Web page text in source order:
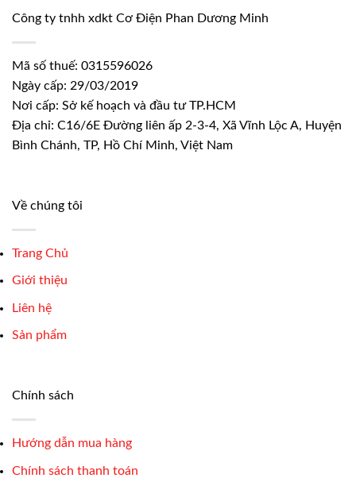
Công ty tnhh xdkt Cơ Điện Phan Dương Minh
Mã số thuế: 0315596026
Ngày cấp: 29/03/2019
Nơi cấp: Sở kế hoạch và đầu tư TP.HCM
Địa chỉ: C16/6E Đường liên ấp 2-3-4, Xã Vĩnh Lộc A, Huyện
Bình Chánh, TP, Hồ Chí Minh, Việt Nam
Về chúng tôi
Trang Chủ
Giới thiệu
Liên hệ
Sản phẩm
Chính sách
Hướng dẫn mua hàng
Chính sách thanh toán